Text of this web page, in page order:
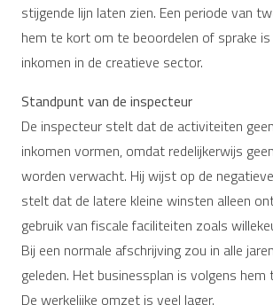
stijgende lijn laten zien. Een periode van
hem te kort om te beoordelen of sprake
inkomen in de creatieve sector.
Standpunt van de inspecteur
De inspecteur stelt dat de activiteiten
inkomen vormen, omdat redelijkerwijs
worden verwacht. Hij wijst op de
stelt dat de latere kleine winsten alleen
gebruik van fiscale faciliteiten zoals
Bij een normale afschrijving zou in alle
geleden. Het businessplan is volgens
De werkelijke omzet is veel lager.